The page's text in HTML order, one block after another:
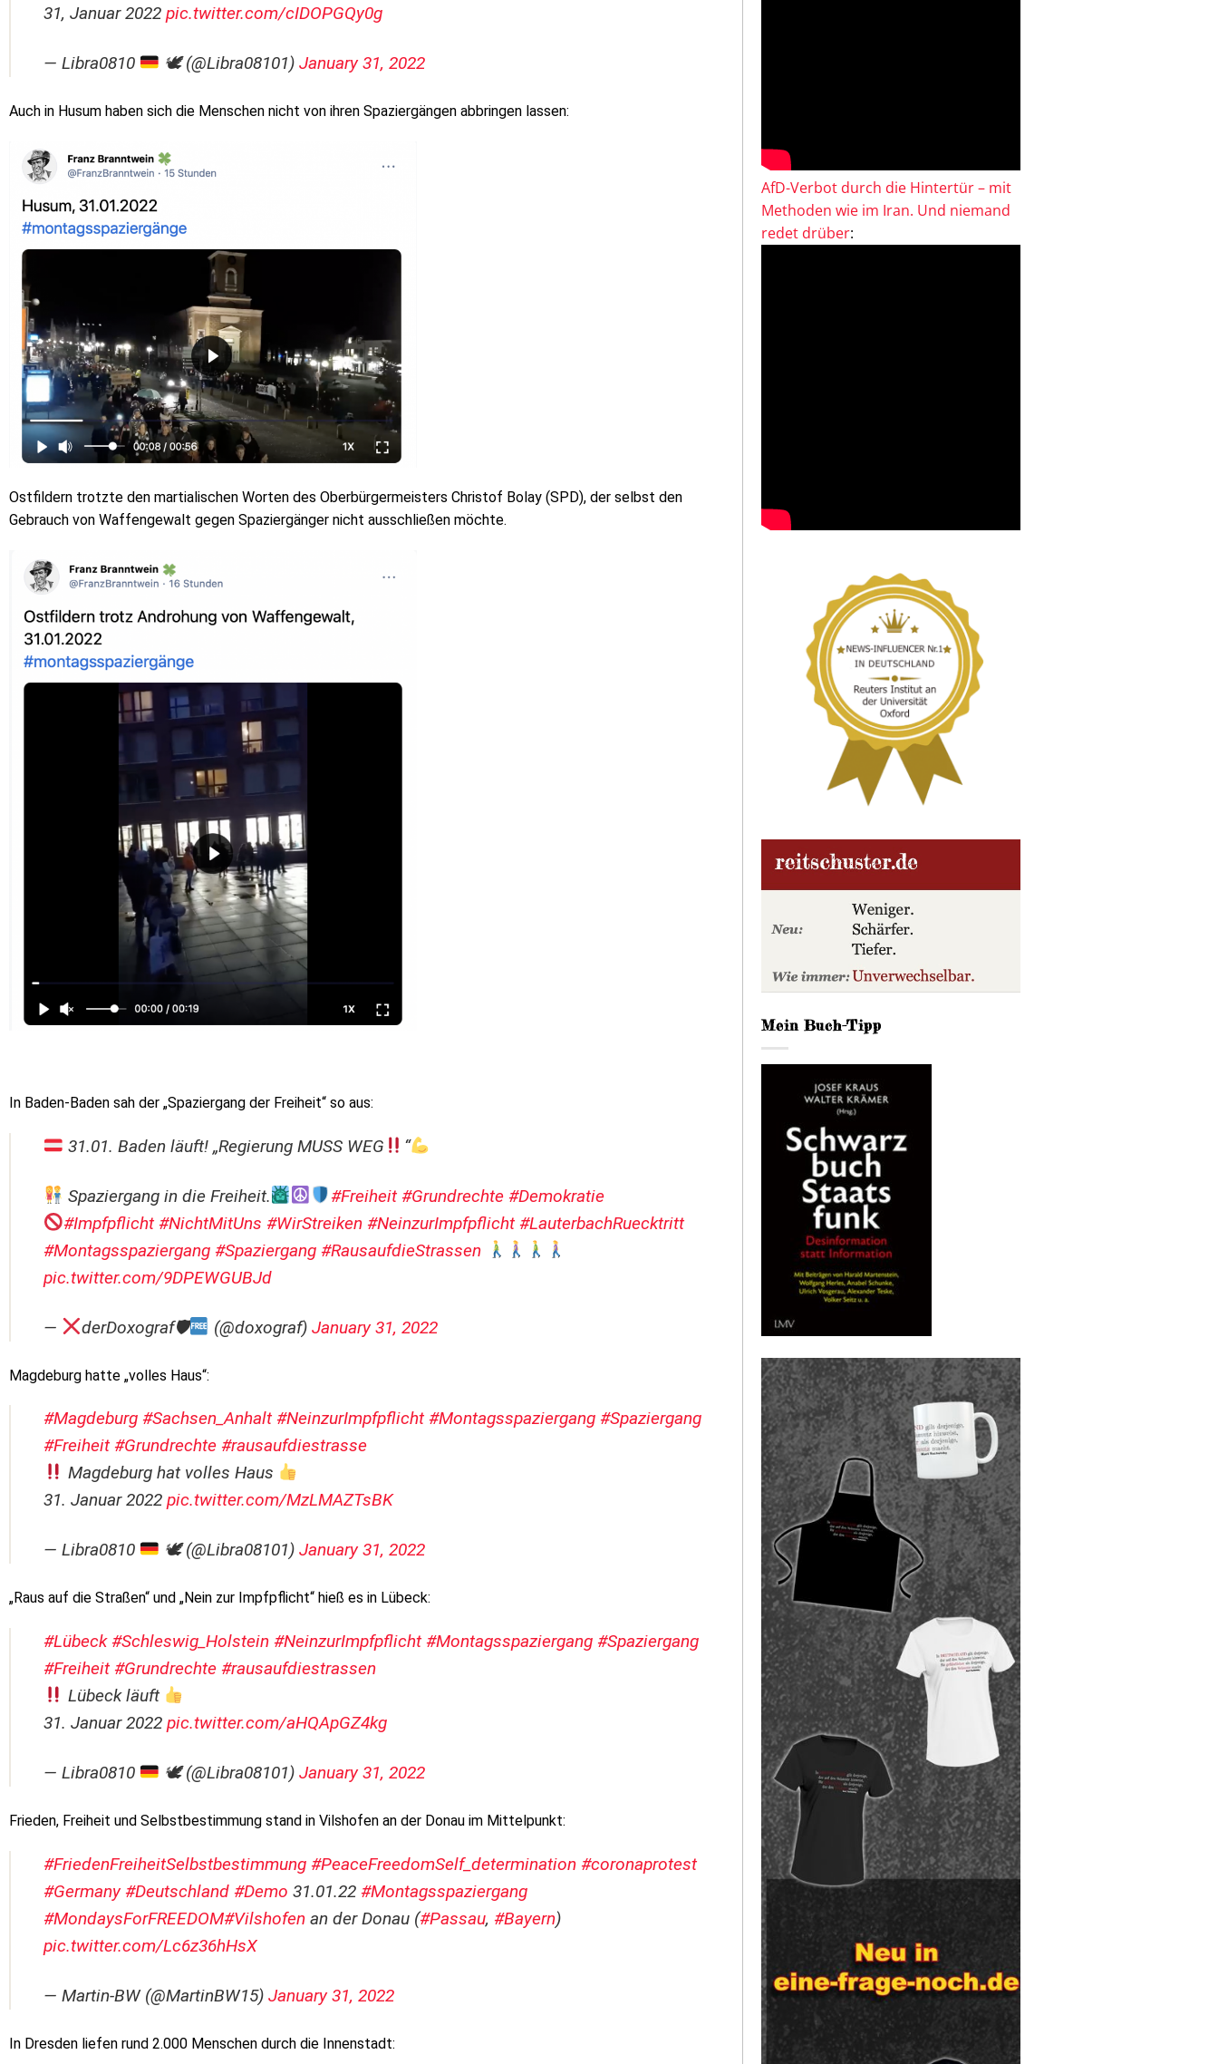
31, Januar 2022 pic.twitter.com/cIDOPGQy0g
— Libra0810 🕊 (@Libra08101) January 31, 2022
Auch in Husum haben sich die Menschen nicht von ihren Spaziergängen abbringen lassen:
Ostfildern trotzte den martialischen Worten des Oberbürgermeisters Christof Bolay (SPD), der selbst den
Gebrauch von Waffengewalt gegen Spaziergänger nicht ausschließen möchte.
In Baden-Baden sah der „Spaziergang der Freiheit“ so aus:
31.01. Baden läuft! „Regierung MUSS WEG “
Spaziergang in die Freiheit. #Freiheit #Grundrechte #Demokratie
#Impfpflicht #NichtMitUns #WirStreiken #NeinzurImpfpflicht #LauterbachRuecktritt
#Montagsspaziergang #Spaziergang #RausaufdieStrassen
pic.twitter.com/9DPEWGUBJd
— derDoxograf🛡 (@doxograf) January 31, 2022
Magdeburg hatte „volles Haus“:
#Magdeburg #Sachsen_Anhalt #NeinzurImpfpflicht #Montagsspaziergang #Spaziergang
#Freiheit #Grundrechte #rausaufdiestrasse
Magdeburg hat volles Haus
31. Januar 2022 pic.twitter.com/MzLMAZTsBK
— Libra0810 🕊 (@Libra08101) January 31, 2022
„Raus auf die Straßen“ und „Nein zur Impfpflicht“ hieß es in Lübeck:
#Lübeck #Schleswig_Holstein #NeinzurImpfpflicht #Montagsspaziergang #Spaziergang
#Freiheit #Grundrechte #rausaufdiestrassen
Lübeck läuft
31. Januar 2022 pic.twitter.com/aHQApGZ4kg
— Libra0810 🕊 (@Libra08101) January 31, 2022
Frieden, Freiheit und Selbstbestimmung stand in Vilshofen an der Donau im Mittelpunkt:
#FriedenFreiheitSelbstbestimmung #PeaceFreedomSelf_determination #coronaprotest
#Germany #Deutschland #Demo 31.01.22 #Montagsspaziergang
#MondaysForFREEDOM#Vilshofen an der Donau (#Passau, #Bayern)
pic.twitter.com/Lc6z36hHsX
— Martin-BW (@MartinBW15) January 31, 2022
In Dresden liefen rund 2.000 Menschen durch die Innenstadt:
AfD-Verbot durch die Hintertür – mit
Methoden wie im Iran. Und niemand
redet drüber:
Mein Buch-Tipp